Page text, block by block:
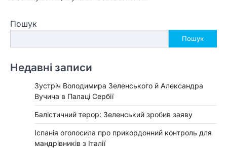
Пошук
Пошук
Недавні записи
Зустріч Володимира Зеленського й Александра
Вучича в Палаці Сербії
Балістичний терор: Зеленський зробив заяву
Іспанія оголосила про прикордонний контроль для
мандрівників з Італії